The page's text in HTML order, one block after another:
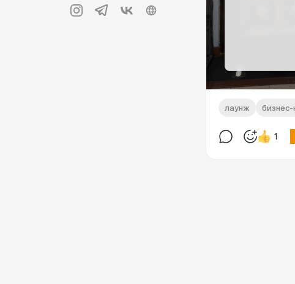
лаунж бизнес-
1